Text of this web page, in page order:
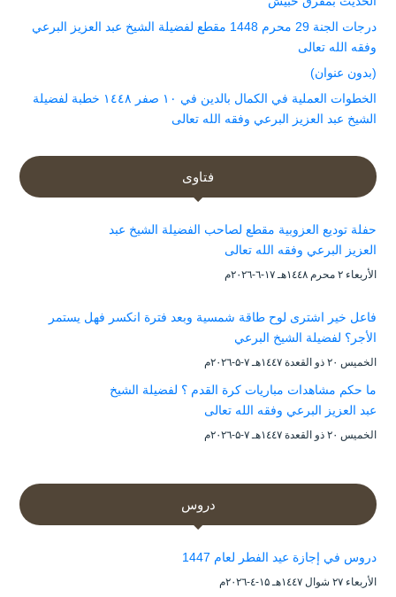
درجات الجنة 29 محرم 1448 مقطع لفضيلة الشيخ عبد العزيز البرعي
وفقه الله تعالى
(بدون عنوان)
الخطوات العملية في الكمال بالدين في ١٠ صفر ١٤٤٨ خطبة لفضيلة
الشيخ عبد العزيز البرعي وفقه الله تعالى
فتاوى
حفلة توديع العزوبية مقطع لصاحب الفضيلة الشيخ عبد
العزيز البرعي وفقه الله تعالى
الأربعاء ۲ محرم ۱٤٤۸هـ ۱۷-٦-۲۰۲٦م
فاعل خير اشترى لوح طاقة شمسية وبعد فترة انكسر فهل يستمر
الأجر؟ لفضيلة الشيخ البرعي
الخميس ۲۰ ذو القعدة ۱٤٤۷هـ ۷-۵-۲۰۲٦م
ما حكم مشاهدات مباريات كرة القدم ؟ لفضيلة الشيخ
عبد العزيز البرعي وفقه الله تعالى
الخميس ۲۰ ذو القعدة ۱٤٤۷هـ ۷-۵-۲۰۲٦م
دروس
دروس في إجازة عيد الفطر لعام 1447
الأربعاء ۲۷ شوال ۱٤٤۷هـ ۱۵-٤-۲۰۲٦م